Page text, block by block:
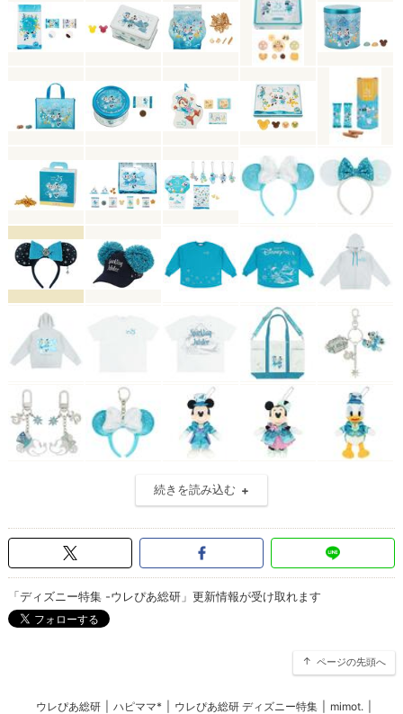
続きを読み込む
「ディズニー特集 -ウレぴあ総研」更新情報が受け取れます
ページの先頭へ
ウレぴあ総研 ハピママ* ウレぴあ総研 ディズニー特集 mimot.